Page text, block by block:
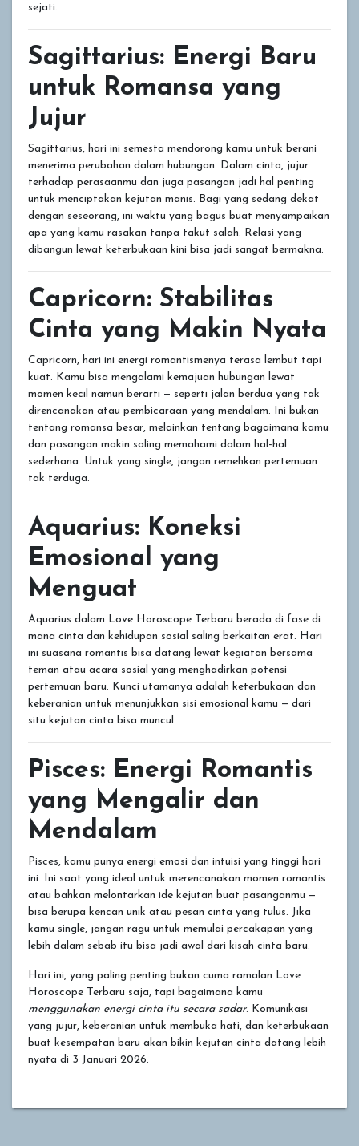
sejati.
Sagittarius: Energi Baru
untuk Romansa yang
Jujur
Sagittarius, hari ini semesta mendorong kamu untuk berani
menerima perubahan dalam hubungan. Dalam cinta, jujur
terhadap perasaanmu dan juga pasangan jadi hal penting
untuk menciptakan kejutan manis. Bagi yang sedang dekat
dengan seseorang, ini waktu yang bagus buat menyampaikan
apa yang kamu rasakan tanpa takut salah. Relasi yang
dibangun lewat keterbukaan kini bisa jadi sangat bermakna.
Capricorn: Stabilitas
Cinta yang Makin Nyata
Capricorn, hari ini energi romantismenya terasa lembut tapi
kuat. Kamu bisa mengalami kemajuan hubungan lewat
momen kecil namun berarti — seperti jalan berdua yang tak
direncanakan atau pembicaraan yang mendalam. Ini bukan
tentang romansa besar, melainkan tentang bagaimana kamu
dan pasangan makin saling memahami dalam hal-hal
sederhana. Untuk yang single, jangan remehkan pertemuan
tak terduga.
Aquarius: Koneksi
Emosional yang
Menguat
Aquarius dalam Love Horoscope Terbaru berada di fase di
mana cinta dan kehidupan sosial saling berkaitan erat. Hari
ini suasana romantis bisa datang lewat kegiatan bersama
teman atau acara sosial yang menghadirkan potensi
pertemuan baru. Kunci utamanya adalah keterbukaan dan
keberanian untuk menunjukkan sisi emosional kamu — dari
situ kejutan cinta bisa muncul.
Pisces: Energi Romantis
yang Mengalir dan
Mendalam
Pisces, kamu punya energi emosi dan intuisi yang tinggi hari
ini. Ini saat yang ideal untuk merencanakan momen romantis
atau bahkan melontarkan ide kejutan buat pasanganmu —
bisa berupa kencan unik atau pesan cinta yang tulus. Jika
kamu single, jangan ragu untuk memulai percakapan yang
lebih dalam sebab itu bisa jadi awal dari kisah cinta baru.
Hari ini, yang paling penting bukan cuma ramalan Love
Horoscope Terbaru saja, tapi bagaimana kamu
menggunakan energi cinta itu secara sadar. Komunikasi
yang jujur, keberanian untuk membuka hati, dan keterbukaan
buat kesempatan baru akan bikin kejutan cinta datang lebih
nyata di 3 Januari 2026.